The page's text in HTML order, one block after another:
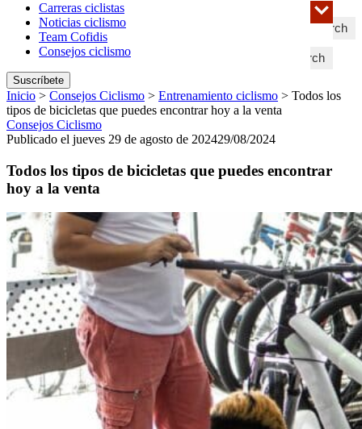
Search
Search
Carreras ciclistas
Noticias ciclismo
Team Cofidis
Consejos ciclismo
Suscríbete
Inicio > Consejos Ciclismo > Entrenamiento ciclismo > Todos los
tipos de bicicletas que puedes encontrar hoy a la venta
Consejos Ciclismo
Publicado el jueves 29 de agosto de 202429/08/2024
Todos los tipos de bicicletas que puedes encontrar
hoy a la venta